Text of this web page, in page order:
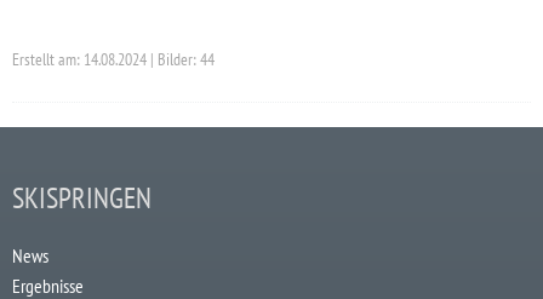
Erstellt am: 14.08.2024 | Bilder: 44
SKISPRINGEN
News
Ergebnisse